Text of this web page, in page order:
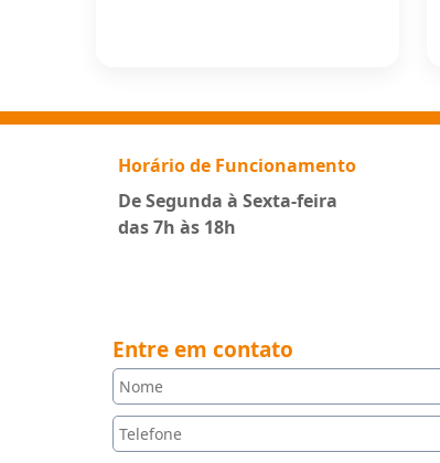
Horário de Funcionamento
De Segunda à Sexta-feira
das 7h às 18h
Entre em contato